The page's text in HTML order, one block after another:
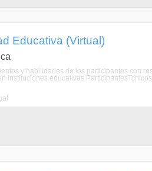
Educativa (Virtual)
y habilidades de los participantes con
instituciones